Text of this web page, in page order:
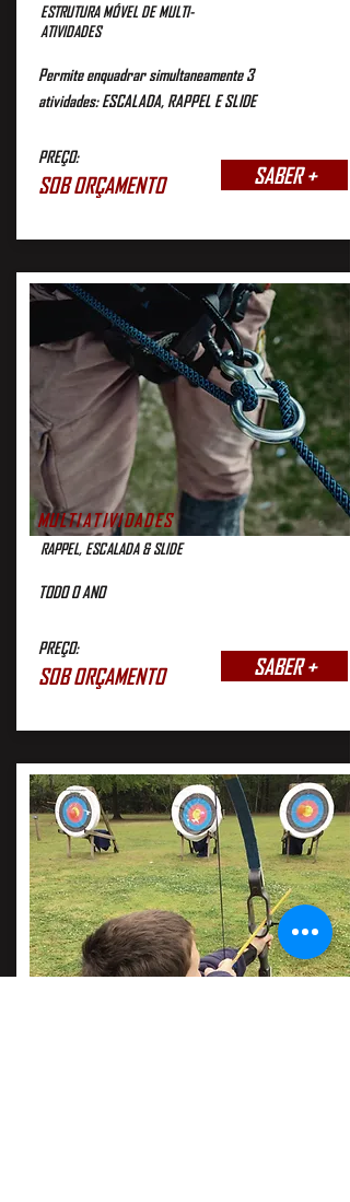
ESTRUTURA MÓVEL DE MULTI-
ATIVIDADES
Permite enquadrar simultaneamente 3
atividades: ESCALADA, RAPPEL E SLIDE
PREÇO:
SOB ORÇAMENTO SABER +
MULTIATIVIDADES
RAPPEL, ESCALADA & SLIDE
TODO O ANO
PREÇO:
SOB ORÇAMENTO SABER +